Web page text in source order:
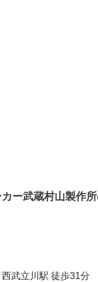
ー武蔵村山製作
武立川駅 徒歩31分